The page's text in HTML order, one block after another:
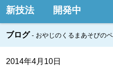
新技法 開発中
ブログ おやじのくるまあそびの
2014年4月10日